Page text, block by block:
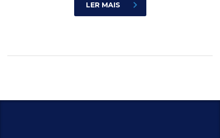
LER MAIS